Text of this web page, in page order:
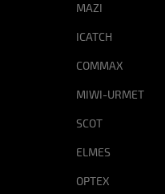
MAZI
ICATCH
COMMAX
MIWI-URMET
SCOT
ELMES
OPTEX